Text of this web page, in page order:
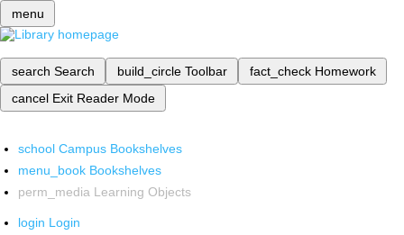
menu
search Search build_circle Toolbar fact_check Homework
cancel Exit Reader Mode
school Campus Bookshelves
menu_book Bookshelves
perm_media Learning Objects
login Login